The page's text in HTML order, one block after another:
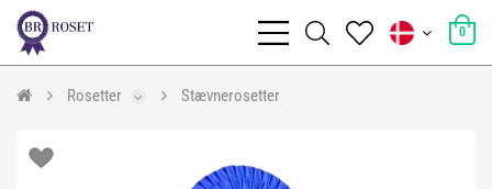
0
Rosetter Stævnerosetter